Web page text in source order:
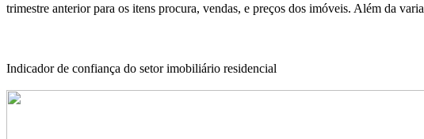
trimestre anterior para os itens procura, vendas, e preços dos imóveis. Além da
Indicador de confiança do setor imobiliário residencial